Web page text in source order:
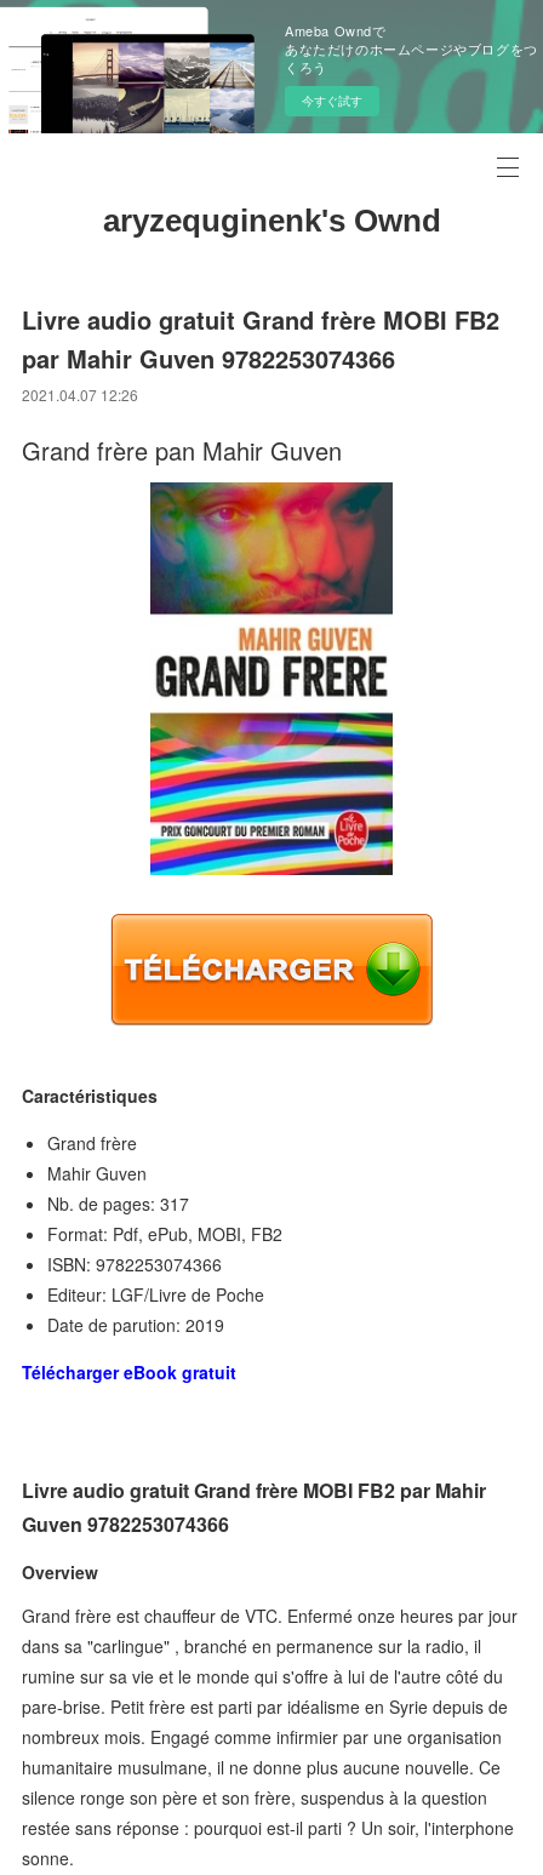
Ameba Owndで
あなただけのホームページやブログをつ
くろう
今すぐ試す
aryzequginenk's Ownd
Livre audio gratuit Grand frère MOBI FB2
par Mahir Guven 9782253074366
2021.04.07 12:26
Grand frère pan Mahir Guven
Caractéristiques
Grand frère
Mahir Guven
Nb. de pages: 317
Format: Pdf, ePub, MOBI, FB2
ISBN: 9782253074366
Editeur: LGF/Livre de Poche
Date de parution: 2019
Télécharger eBook gratuit
Livre audio gratuit Grand frère MOBI FB2 par Mahir
Guven 9782253074366
Overview
Grand frère est chauffeur de VTC. Enfermé onze heures par jour
dans sa "carlingue" , branché en permanence sur la radio, il
rumine sur sa vie et le monde qui s'offre à lui de l'autre côté du
pare-brise. Petit frère est parti par idéalisme en Syrie depuis de
nombreux mois. Engagé comme infirmier par une organisation
humanitaire musulmane, il ne donne plus aucune nouvelle. Ce
silence ronge son père et son frère, suspendus à la question
restée sans réponse : pourquoi est-il parti ? Un soir, l'interphone
sonne.